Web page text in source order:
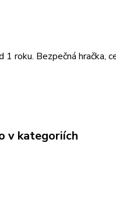
1 roku. Bezpečná hračka,
v kategoriích